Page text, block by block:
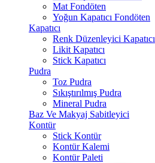
Mat Fondöten
Yoğun Kapatıcı Fondöten
Kapatıcı
Renk Düzenleyici Kapatıcı
Likit Kapatıcı
Stick Kapatıcı
Pudra
Toz Pudra
Sıkıştırılmış Pudra
Mineral Pudra
Baz Ve Makyaj Sabitleyici
Kontür
Stick Kontür
Kontür Kalemi
Kontür Paleti